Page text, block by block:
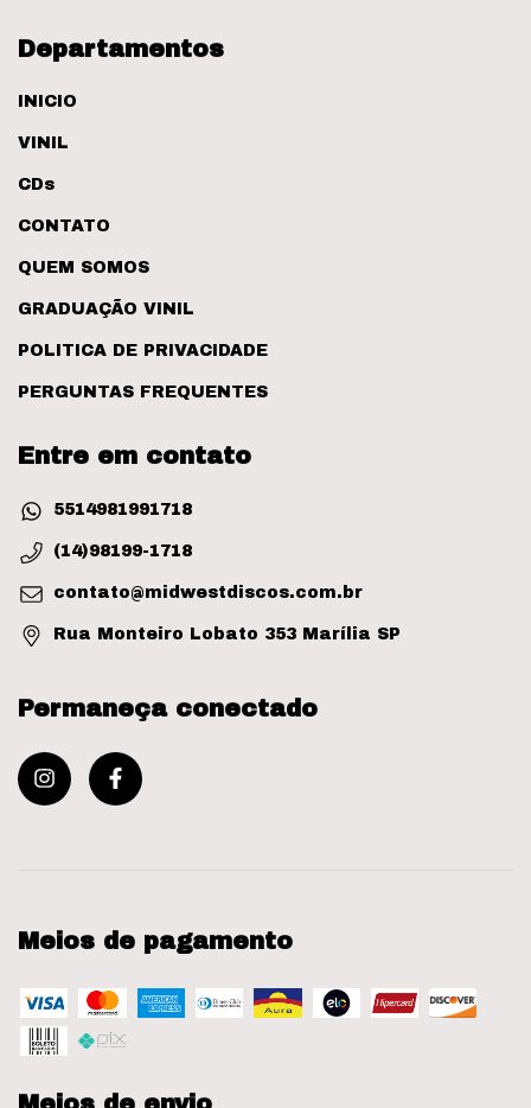
Departamentos
INICIO
VINIL
CDs
CONTATO
QUEM SOMOS
GRADUAÇÃO VINIL
POLITICA DE PRIVACIDADE
PERGUNTAS FREQUENTES
Entre em contato
5514981991718
(14)98199-1718
contato@midwestdiscos.com.br
Rua Monteiro Lobato 353 Marília SP
Permaneça conectado
Meios de pagamento